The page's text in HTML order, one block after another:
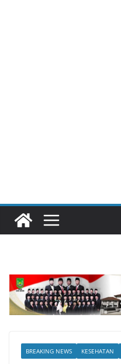
BREAKING NEWS KESEHATAN